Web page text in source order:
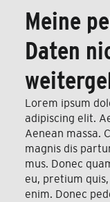
Meine
Daten
Lorem ipsum
adipiscing elit.
Aenean massa.
magnis dis
mus. Donec
eu, pretium
enim. Donec